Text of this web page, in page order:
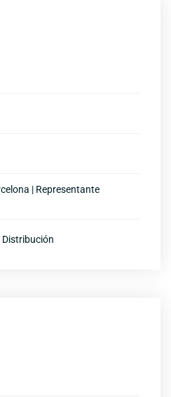
| Representante
Distribución